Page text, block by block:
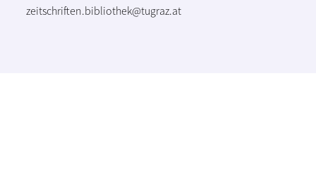
zeitschriften.bibliothek@tugraz.at